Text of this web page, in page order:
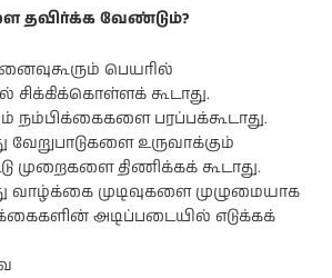
தவிர்க்க வேண்டும்?
பெயரில்
சிக்கிக்கொள்ளக் கூடாது.
நம்பிக்கைகளை பரப்பக்கூடாது.
வேறுபாடுகளை உருவாக்கும்
முறைகளை திணிக்கக் கூடாது.
வாழ்க்கை முடிவுகளை முழுமையாக
அடிப்படையில் எடுக்கக்